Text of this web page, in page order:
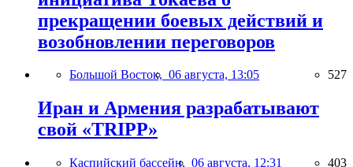
прекращении боевых действий и
возобновлении переговоров
Большой Восток, 06 августа, 13:05 527
Иран и Армения разрабатывают
свой «TRIPP»
Каспийский бассейн, 06 августа, 12:31 403